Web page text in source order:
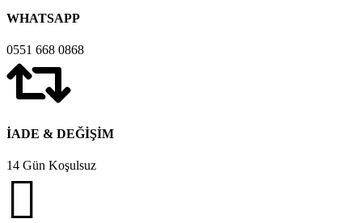
WHATSAPP
0551 668 0868
İADE & DEĞİŞİM
14 Gün Koşulsuz